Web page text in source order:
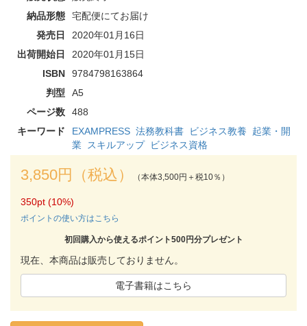
納品形態
宅配便にてお届け
発売日
2020年01月16日
出荷開始日
2020年01月15日
ISBN
9784798163864
判型
A5
ページ数
488
キーワード
EXAMPRESS 法務教科書 ビジネス教養
起業・開
業
スキルアップ ビジネス資格
3,850円（税込） （本体3,500円＋税10％）
350pt (10%)
ポイントの使い方はこちら
初回購入から使えるポイント500円分プレゼント
現在、本商品は販売しておりません。
電子書籍はこちら